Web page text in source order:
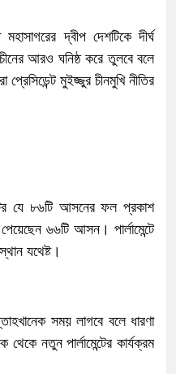
দ্বীপ দেশটিকে দীর্ঘ
আরও ঘনিষ্ঠ করে তুলবে বলে
প্রেসিডেন্ট মুইজ্জুর চীনমুখি নীতির
যে ৮৬টি আসনের ফল প্রকাশ
৬৬টি আসন। পার্লামেন্টে
যথেষ্ট।
সময় লাগবে বলে ধারণা
নতুন পার্লামেন্টের কার্যক্রম